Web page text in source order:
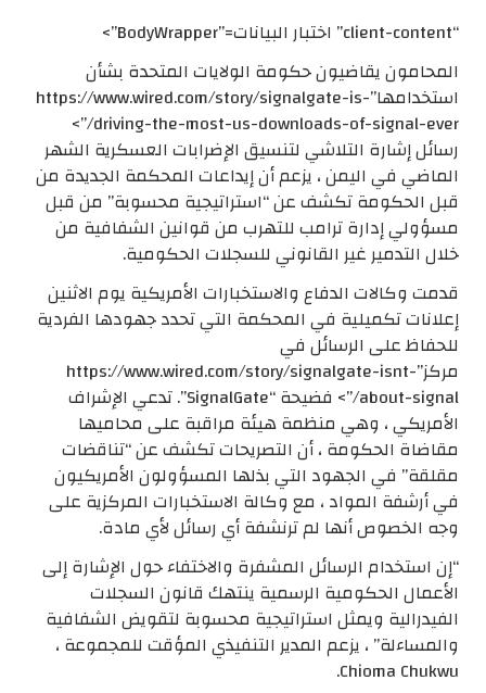
“client-content” اختبار البيانات=”BodyWrapper”>
المحامون يقاضيون حكومة الولايات المتحدة بشأن
استخدامها”https://www.wired.com/story/signalgate-is-
driving-the-most-us-downloads-of-signal-ever/”>
رسائل إشارة التلاشي لتنسيق الإضرابات العسكرية الشهر
الماضي في اليمن ، يزعم أن إيداعات المحكمة الجديدة من
قبل الحكومة تكشف عن “استراتيجية محسوبة” من قبل
مسؤولي إدارة ترامب للتهرب من قوانين الشفافية من
خلال التدمير غير القانوني للسجلات الحكومية.
قدمت وكالات الدفاع والاستخبارات الأمريكية يوم الاثنين
إعلانات تكميلية في المحكمة التي تحدد جهودها الفردية
للحفاظ على الرسائل في
مركز”https://www.wired.com/story/signalgate-isnt-
about-signal/”> فضيحة “SignalGate”. تدعي الإشراف
الأمريكي ، وهي منظمة هيئة مراقبة على محاميها
مقاضاة الحكومة ، أن التصريحات تكشف عن “تناقضات
مقلقة” في الجهود التي بذلها المسؤولون الأمريكيون
في أرشفة المواد ، مع وكالة الاستخبارات المركزية على
وجه الخصوص أنها لم ترنشفة أي رسائل لأي مادة.
“إن استخدام الرسائل المشفرة والاختفاء حول الإشارة إلى
الأعمال الحكومية الرسمية ينتهك قانون السجلات
الفيدرالية ويمثل استراتيجية محسوبة لتقويض الشفافية
والمساءلة” ، يزعم المدير التنفيذي المؤقت للمجموعة ،
Chioma Chukwu.